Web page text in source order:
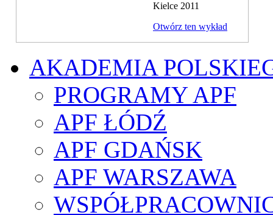
Kielce 2011
Otwórz ten wykład
AKADEMIA
PROGRAMY APF
APF ŁÓDŹ
APF GDAŃSK
APF WARSZAWA